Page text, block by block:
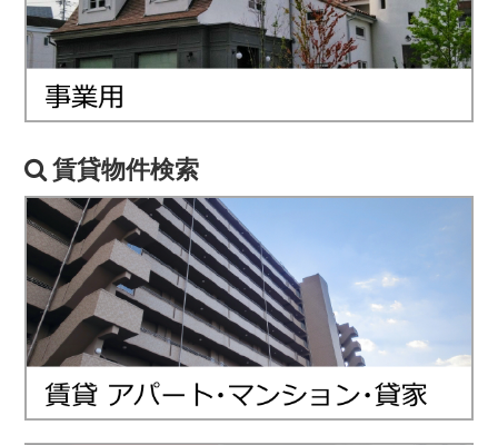
賃貸物件検索